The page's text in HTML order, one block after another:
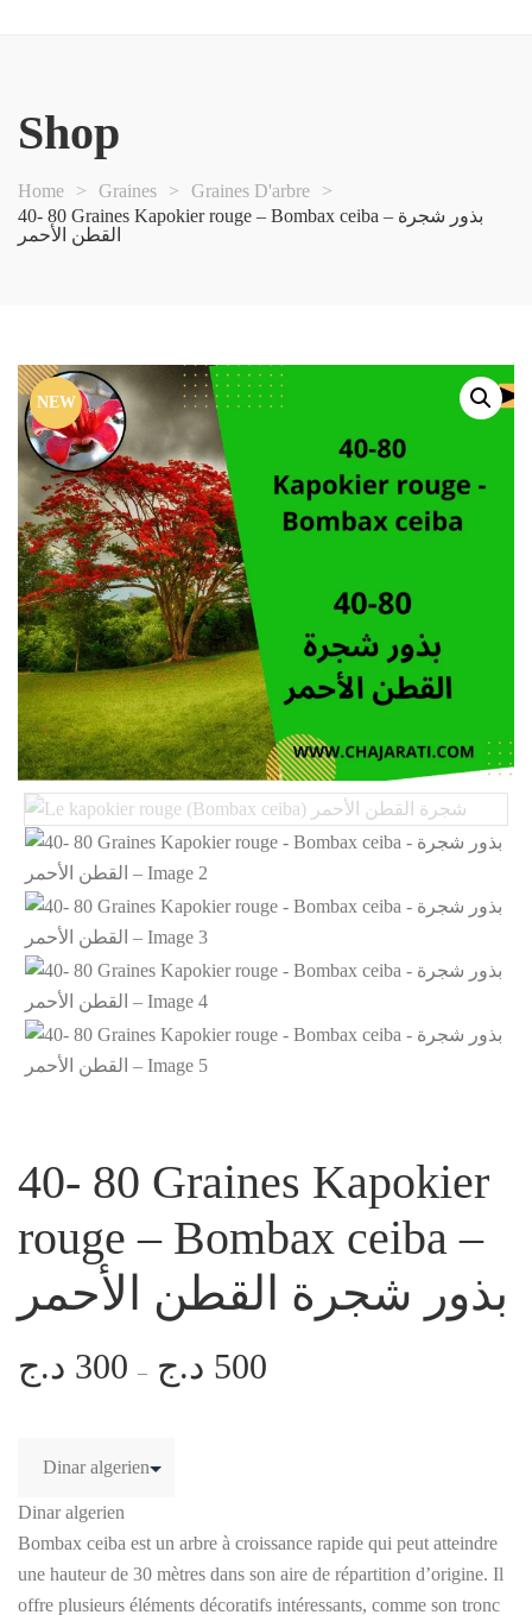
Shop
Home > Graines > Graines D'arbre
>
40- 80 Graines Kapokier rouge – Bombax ceiba – بذور شجرة
القطن الأحمر
NEW
40- 80 Graines Kapokier
rouge – Bombax ceiba –
بذور شجرة القطن الأحمر
300 د.ج – 500 د.ج
Dinar algerien
Bombax ceiba est un arbre à croissance rapide qui peut atteindre
une hauteur de 30 mètres dans son aire de répartition d’origine. Il
offre plusieurs éléments décoratifs intéressants, comme son tronc